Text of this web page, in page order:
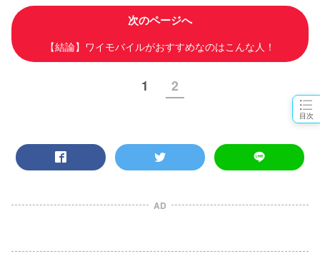
目次
次のページへ
【結論】ワイモバイルがおすすめなのはこんな人！
1 2
AD